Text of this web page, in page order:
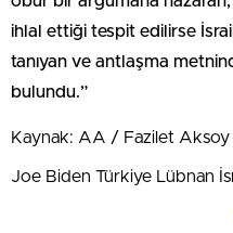
ihlal ettiği tespit edilirse
tanıyan ve antlaşma
bulundu.”
Kaynak: AA / Fazilet Aksoy
Joe Biden Türkiye Lübnan